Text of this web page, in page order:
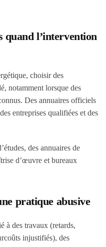
l’intervention
choisir des
notamment lorsque des
Des annuaires officiels
entreprises qualifiées et des
des annuaires de
d’œuvre et bureaux
pratique abusive
à des travaux (retards,
injustifiés), des